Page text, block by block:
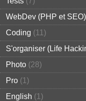
WebDev (PHP et SEO)
Coding (11)
S'organiser (Life
Photo (28)
Pro (1)
English (1)